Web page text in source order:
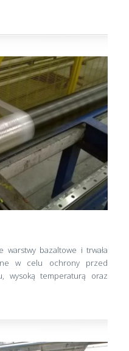
bazaltowe i trwała
w celu ochrony przed
wysoką temperaturą oraz